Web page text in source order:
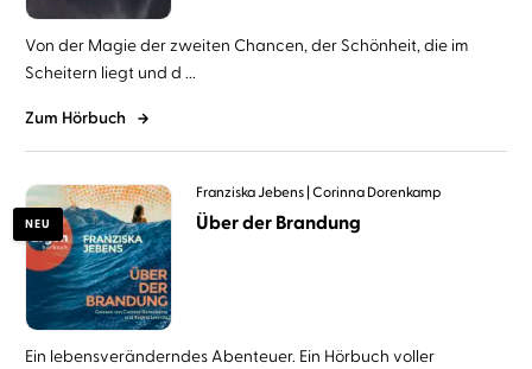
Von der Magie der zweiten Chancen, der Schönheit, die im
Scheitern liegt und d ...
Zum Hörbuch
NEU
Franziska Jebens Corinna Dorenkamp
Über der Brandung
Ein lebensveränderndes Abenteuer. Ein Hörbuch voller